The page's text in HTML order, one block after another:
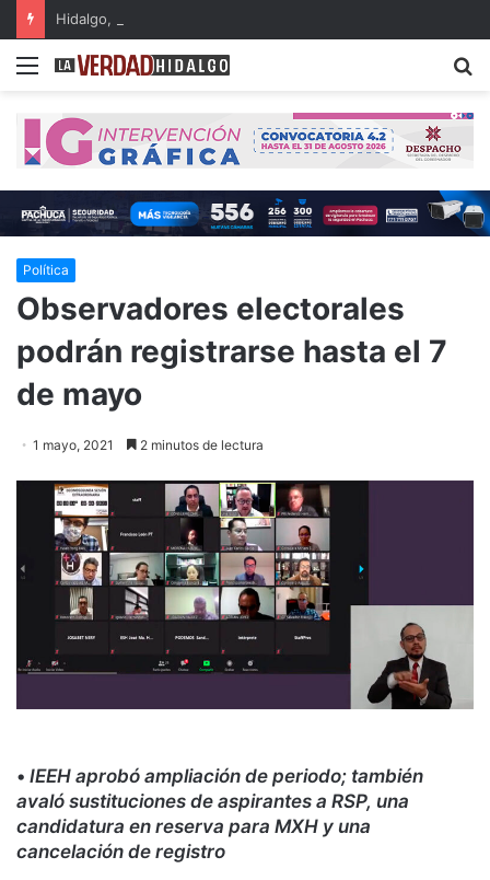
Menu
Política
Observadores electorales
podrán registrarse hasta el 7
de mayo
1 mayo, 2021 2 minutos de lectura
• IEEH aprobó ampliación de periodo; también
avaló sustituciones de aspirantes a RSP, una
candidatura en reserva para MXH y una
cancelación de registro